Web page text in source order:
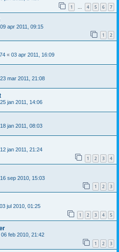
1 … 4 5 6 7
09 apr 2011, 09:15
1 2
« 03 apr 2011, 16:09
23 mar 2011, 21:08
25 jan 2011, 14:06
18 jan 2011, 08:03
12 jan 2011, 21:24
1 2 3 4
16 sep 2010, 15:03
1 2 3
03 jul 2010, 01:25
1 2 3 4 5
06 feb 2010, 21:42
1 2 3